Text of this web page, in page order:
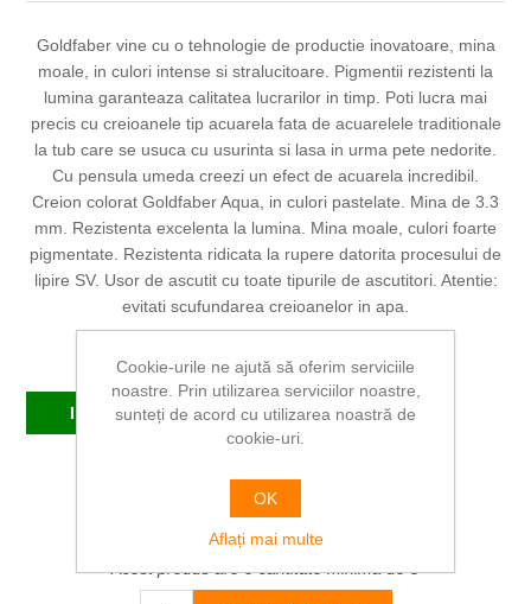
Goldfaber vine cu o tehnologie de productie inovatoare, mina
moale, in culori intense si stralucitoare. Pigmentii rezistenti la
lumina garanteaza calitatea lucrarilor in timp. Poti lucra mai
precis cu creioanele tip acuarela fata de acuarelele traditionale
la tub care se usuca cu usurinta si lasa in urma pete nedorite.
Cu pensula umeda creezi un efect de acuarela incredibil.
Creion colorat Goldfaber Aqua, in culori pastelate. Mina de 3.3
mm. Rezistenta excelenta la lumina. Mina moale, culori foarte
pigmentate. Rezistenta ridicata la rupere datorita procesului de
lipire SV. Usor de ascutit cu toate tipurile de ascutitori. Atentie:
evitati scufundarea creioanelor in apa.
Producător: FABER-CASTELL
In stoc
SKU: FC114680
6,92 RON
Acest produs are o cantitate minimă de 5
Cookie-urile ne ajută să oferim serviciile
noastre. Prin utilizarea serviciilor noastre,
sunteți de acord cu utilizarea noastră de
cookie-uri.
OK
Aflați mai multe